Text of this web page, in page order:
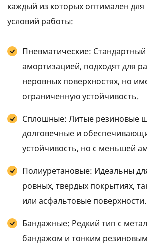
каждый из которых оптимален для
условий работы:
Пневматические:
амортизацией, подходят для
неровных поверхностях, но
ограниченную устойчивость.
Сплошные: Литые резиновые
долговечные и
устойчивость, но с меньшей
Полиуретановые: Идеальны
ровных, твердых покрытиях,
или асфальтовые поверхности.
Бандажные: Редкий тип с
бандажом и тонким резиновым